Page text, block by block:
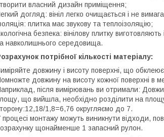
власний дизайн приміщення;
догляд: вініл легко очищається і не
плитка має звукову та теплоізоляцію;
безпека: вінілову плитку
навколишнього середовища.
потрібної кількості матеріалу:
довжину і висоту поверхні, що
довжину на висоту кожної поверхні в
після вимірювань ви отримали:
що вийшла, необхідно розділити на
1,8=6,76 округляємо до 7.
процесі монтажу можуть виникнути відходи,
щонайменше 1 запасний рулон.